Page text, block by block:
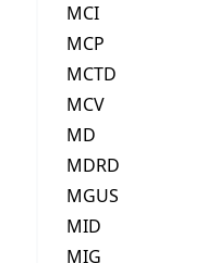
MCI
MCP
MCTD
MCV
MD
MDRD
MGUS
MID
MIG